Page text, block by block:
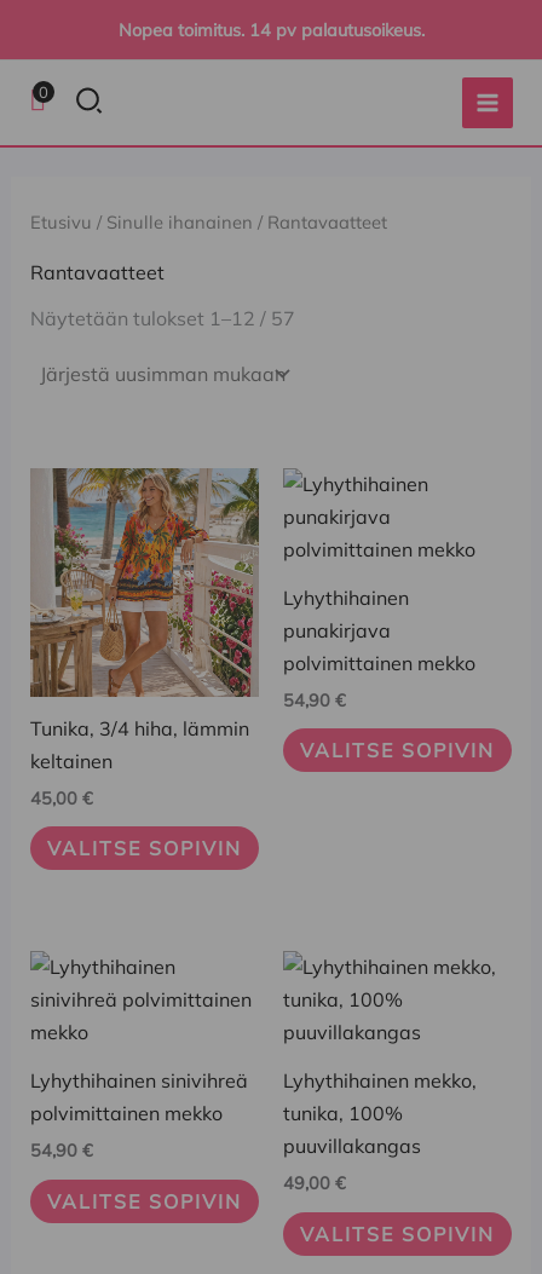
Nopea toimitus. 14 pv palautusoikeus.
0 Hae
Etusivu / Sinulle ihanainen / Rantavaatteet
Rantavaatteet
Näytetään tulokset 1–12 / 57
by
latest
Tunika, 3/4 hiha, lämmin
keltainen
45,00 €
VALITSE SOPIVIN
Tällä
tuotteella
useampi
muunnelma.
Voit
tehdä
tuotteen
sivulla.
Lyhythihainen
punakirjava
polvimittainen mekko
54,90 €
VALITSE SOPIVIN
Tällä
tuotteella
on
muunnelma.
Voit
tehdä
valinnat
tuotteen
sivulla.
Lyhythihainen sinivihreä
polvimittainen mekko
54,90 €
VALITSE SOPIVIN
Tällä
tuotteella
on
muunnelma.
Voit
tehdä
valinnat
tuotteen
Lyhythihainen mekko,
tunika, 100%
puuvillakangas
49,00 €
VALITSE SOPIVIN
Tällä
tuotteella
on
muunnelma.
tehdä
valinnat
tuotteen
sivulla.